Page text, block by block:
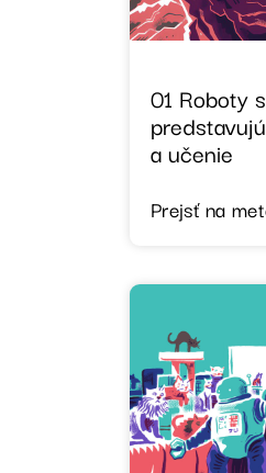
01 Roboty
a učenie
Prejsť na